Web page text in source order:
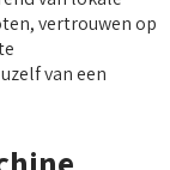
vertrouwen op
van een